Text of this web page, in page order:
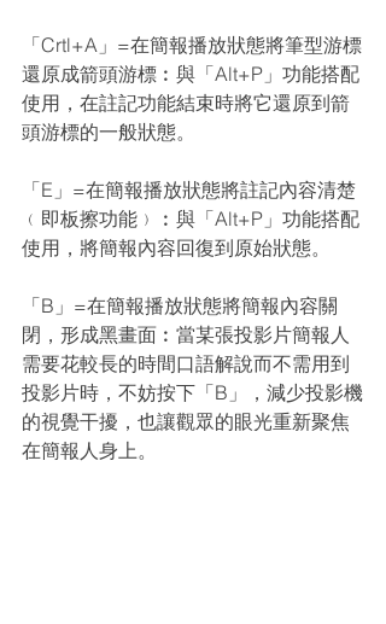
「Crtl+A」=在簡報播放狀態將筆型游標
還原成箭頭游標︰與「Alt+P」功能搭配
使用，在註記功能結束時將它還原到箭
頭游標的一般狀態。
「E」=在簡報播放狀態將註記內容清楚
﹙即板擦功能﹚︰與「Alt+P」功能搭配
使用，將簡報內容回復到原始狀態。
「B」=在簡報播放狀態將簡報內容關
閉，形成黑畫面︰當某張投影片簡報人
需要花較長的時間口語解說而不需用到
投影片時，不妨按下「B」，減少投影機
的視覺干擾，也讓觀眾的眼光重新聚焦
在簡報人身上。